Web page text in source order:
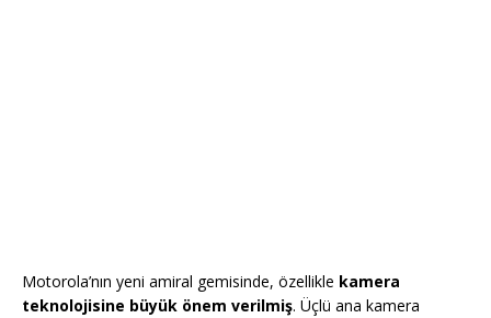
Motorola’nın yeni amiral gemisinde, özellikle kamera
teknolojisine büyük önem verilmiş. Üçlü ana kamera